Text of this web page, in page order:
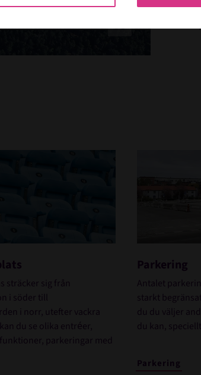
sträcker sig från
i söder till
i norr, utefter vackra
du se olika entréer,
parkeringar med
Parkering
Antalet
starkt
du du väljer
du kan,
Parkering